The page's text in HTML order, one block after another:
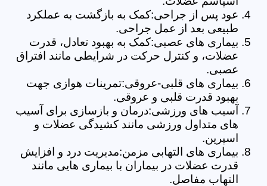
عود پس از جراحی:کمک به بازگشت به عملکرد
طبیعی بعد از عمل جراحی.
بیماری های عصبی:کمک به بهبود تعادل، قدرت
عضلات، و کنترل حرکت در شرایطی مانند افتراق
عصبی.
بیماری های قلبی-عروقی:تمرینات هوازی جهت
بهبود قدرت قلبی و عروقی.
آسیب های ورزشی:درمان و بازسازی برای آسیب
های متداول ورزشی مانند کشیدگی عضلات و
اسپرین.
بیماری های التهابی مزمن:مدیریت درد و افزایش
قدرت عضلات در بیماران با بیماری هایی مانند
التهاب مفاصل.